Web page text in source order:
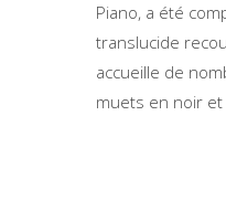
Piano, a été
translucide
accueille de
muets en noir et